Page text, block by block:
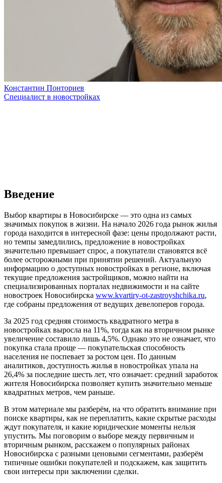
Константин Понториев
Специалист в новостройках
Введение
Выбор квартиры в Новосибирске — это одна из самых
значимых покупок в жизни. На начало 2026 года рынок жилья
города находится в интересной фазе: цены продолжают расти,
но темпы замедлились, предложение в новостройках
значительно превышает спрос, а покупатели становятся всё
более осторожными при принятии решений. Актуальную
информацию о доступных новостройках в регионе, включая
текущие предложения застройщиков, можно найти на
специализированных порталах недвижимости и на сайте
новостроек Новосибирска www.kvartiry-ot-zastroyshchika.ru,
где собраны предложения от ведущих девелоперов города.
За 2025 год средняя стоимость квадратного метра в
новостройках выросла на 11%, тогда как на вторичном рынке
увеличение составило лишь 4,5%. Однако это не означает, что
покупка стала проще — покупательская способность
населения не поспевает за ростом цен. По данным
аналитиков, доступность жилья в новостройках упала на
26,4% за последние шесть лет, что означает: средний заработок
жителя Новосибирска позволяет купить значительно меньше
квадратных метров, чем раньше.
В этом материале мы разберём, на что обратить внимание при
поиске квартиры, как не переплатить, какие скрытые расходы
ждут покупателя, и какие юридические моменты нельзя
упустить. Мы поговорим о выборе между первичным и
вторичным рынком, расскажем о популярных районах
Новосибирска с разными ценовыми сегментами, разберём
типичные ошибки покупателей и подскажем, как защитить
свои интересы при заключении сделки.